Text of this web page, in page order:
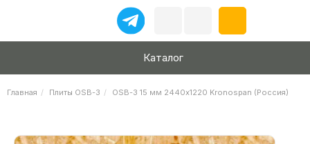
Каталог
Главная Плиты OSB-3 OSB-3 15 мм 2440х1220 Kronospan (Россия)